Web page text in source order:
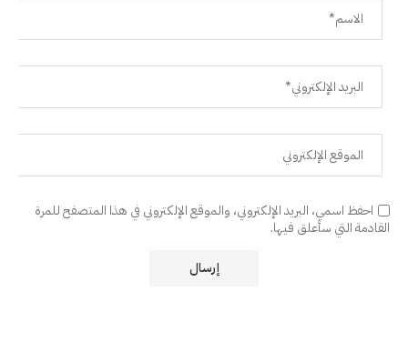
احفظ اسمي، البريد الإلكتروني، والموقع الإلكتروني في هذا المتصفح للمرة
القادمة التي سأعلق فيها.